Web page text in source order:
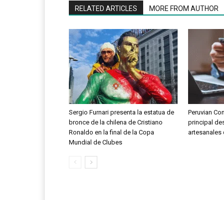
RELATED ARTICLES MORE FROM AUTHOR
Sergio Furnari presenta la estatua de
bronce de la chilena de Cristiano
Ronaldo en la final de la Copa
Mundial de Clubes
Peruvian
principal
artesanales